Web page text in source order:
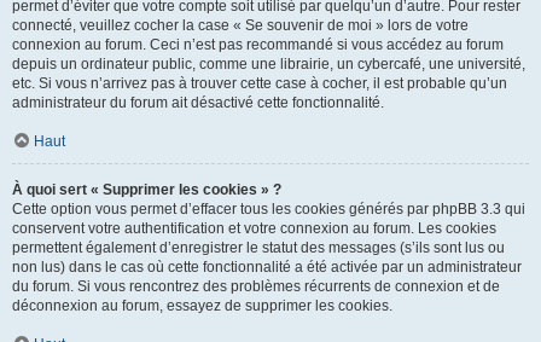
permet d’éviter que votre compte soit utilisé par quelqu’un d’autre. Pour rester
connecté, veuillez cocher la case « Se souvenir de moi » lors de votre
connexion au forum. Ceci n’est pas recommandé si vous accédez au forum
depuis un ordinateur public, comme une librairie, un cybercafé, une université,
etc. Si vous n’arrivez pas à trouver cette case à cocher, il est probable qu’un
administrateur du forum ait désactivé cette fonctionnalité.
Haut
À quoi sert « Supprimer les cookies » ?
Cette option vous permet d’effacer tous les cookies générés par phpBB 3.3 qui
conservent votre authentification et votre connexion au forum. Les cookies
permettent également d’enregistrer le statut des messages (s’ils sont lus ou
non lus) dans le cas où cette fonctionnalité a été activée par un administrateur
du forum. Si vous rencontrez des problèmes récurrents de connexion et de
déconnexion au forum, essayez de supprimer les cookies.